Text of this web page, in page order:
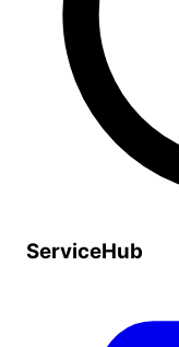
ServiceHub